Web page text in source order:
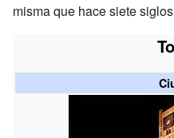
misma que hace siete